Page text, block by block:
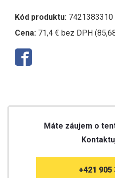
Kód produktu: 7421383310
Cena: 71,4 € bez DPH
Máte záujem o
+421 905